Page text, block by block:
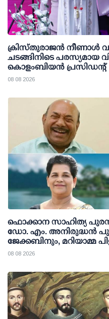
ക്രിസ്തുരാജൻ നീണാൾ
ചടങ്ങിനിടെ
കൊളംബിയൻ പ്രസിഡന്റ്
08 08 2026
ഫൊക്കാന സാഹിത്യ
ഡോ. എം. അനിരുദ്ധന്‍
ജേക്കബിനും, മറിയാമ്മ
കാനയ്ക്കും
08 08 2026